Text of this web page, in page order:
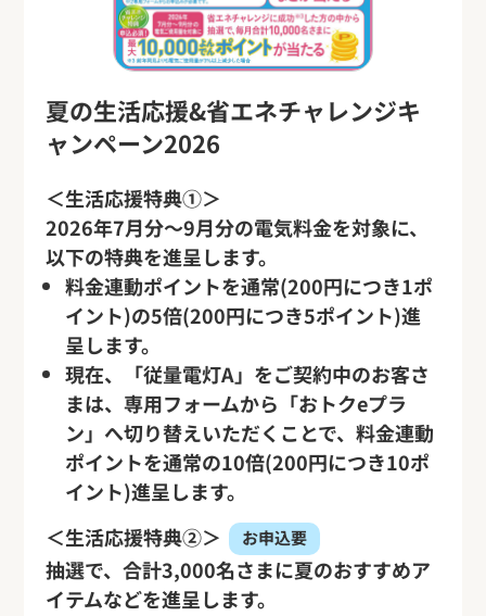
夏の生活応援&省エネチャレンジキ
ャンペーン2026
＜生活応援特典①＞
2026年7月分～9月分の電気料金を対象に、
以下の特典を進呈します。
料金連動ポイントを通常(200円につき1ポ
イント)の5倍(200円につき5ポイント)進
呈します。
現在、「従量電灯A」をご契約中のお客さ
まは、専用フォームから「おトクeプラ
ン」へ切り替えいただくことで、料金連動
ポイントを通常の10倍(200円につき10ポ
イント)進呈します。
＜生活応援特典②＞
お申込要
抽選で、合計3,000名さまに夏のおすすめア
イテムなどを進呈します。